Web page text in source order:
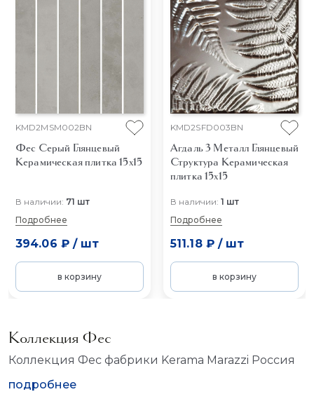
KMD2MSM002BN
Фес Серый Глянцевый
Керамическая плитка 15x15
В наличии: 71 шт
Подробнее
394.06 ₽/ шт
в корзину
KMD2SFD003BN
Агдаль 3 Металл Глянцевый
Структура Керамическая
плитка 15x15
В наличии: 1 шт
Подробнее
511.18 ₽/ шт
в корзину
Коллекция Фес
Коллекция Фес фабрики Kerama Marazzi Россия
подробнее